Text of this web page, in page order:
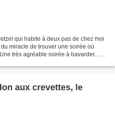
qui habite à deux pas de chez moi
miracle de trouver une soirée où
très agréable soirée à bavarder... et
aux crevettes, le